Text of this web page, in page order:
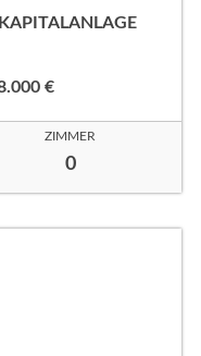
€
ZIMMER
0